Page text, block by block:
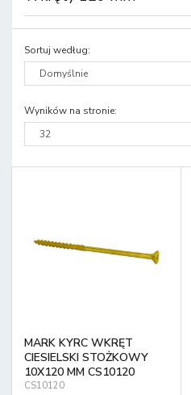
Sortuj według:
Wyników na stronie:
MARK KYRC WKRĘT
CIESIELSKI STOŻKOWY
10X120 MM CS10120
CS10120